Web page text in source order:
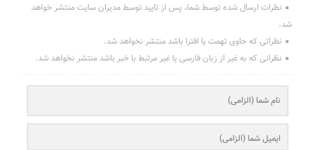
نظرات ارسال شده توسط شما، پس از تایید توسط مدیران سایت منتشر خواهد
شد.
نظراتی که حاوی تهمت یا افترا باشد منتشر نخواهد شد.
نظراتی که به غیر از زبان فارسی یا غیر مرتبط با خبر باشد منتشر نخواهد شد.